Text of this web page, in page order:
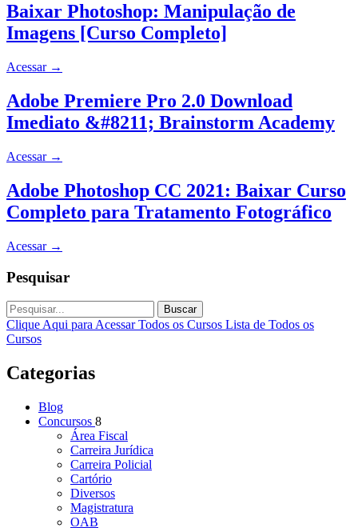
Baixar Photoshop: Manipulação de
Imagens [Curso Completo]
Acessar →
Adobe Premiere Pro 2.0 Download
Imediato &#8211; Brainstorm Academy
Acessar →
Adobe Photoshop CC 2021: Baixar Curso
Completo para Tratamento Fotográfico
Acessar →
Pesquisar
Buscar
Clique Aqui para Acessar Todos os Cursos Lista de Todos os
Cursos
Categorias
Blog
Concursos 8
Área Fiscal
Carreira Jurídica
Carreira Policial
Cartório
Diversos
Magistratura
OAB